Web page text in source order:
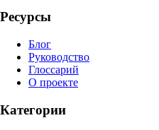
Ресурсы
Блог
Руководство
Глоссарий
О проекте
Категории